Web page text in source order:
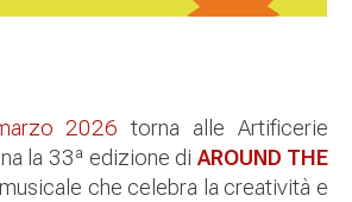
2026torna alle Artificerie
la 33ª edizione di AROUND THE
che celebra la creatività e